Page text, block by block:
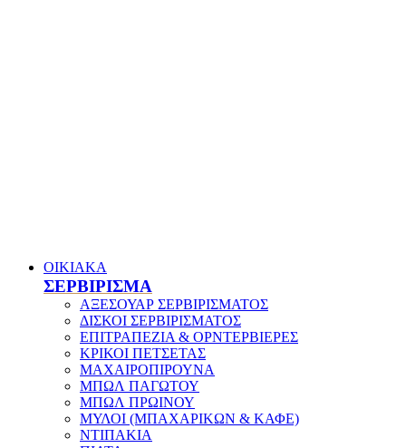
ΟΙΚΙΑΚΑ
ΣΕΡΒΙΡΙΣΜΑ
ΑΞΕΣΟΥΑΡ ΣΕΡΒΙΡΙΣΜΑΤΟΣ
ΔΙΣΚΟΙ ΣΕΡΒΙΡΙΣΜΑΤΟΣ
ΕΠΙΤΡΑΠΕΖΙΑ & ΟΡΝΤΕΡΒΙΕΡΕΣ
ΚΡΙΚΟΙ ΠΕΤΣΕΤΑΣ
ΜΑΧΑΙΡΟΠΙΡΟΥΝΑ
ΜΠΩΛ ΠΑΓΩΤΟΥ
ΜΠΩΛ ΠΡΩΙΝΟΥ
ΜΥΛΟΙ (ΜΠΑΧΑΡΙΚΩΝ & ΚΑΦΕ)
ΝΤΙΠΑΚΙΑ